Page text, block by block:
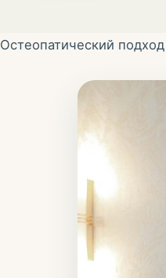
Остеопатический